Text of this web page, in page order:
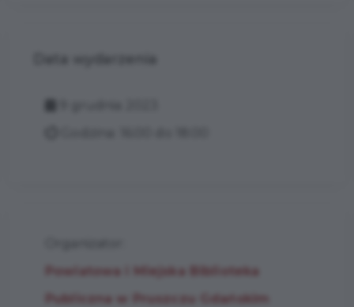
Powiatowa i Miejska Biblioteka
Publiczna w Pruszczu Gdańskim